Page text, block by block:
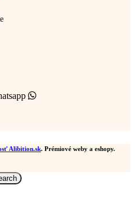
Alibition.sk. Prémiové weby a eshopy.